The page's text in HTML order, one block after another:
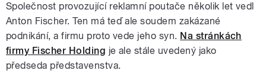
Společnost provozující reklamní poutače několik let vedl
Anton Fischer. Ten má teď ale soudem zakázané
podnikání, a firmu proto vede jeho syn. Na stránkách
firmy Fischer Holding je ale stále uvedený jako
předseda představenstva.